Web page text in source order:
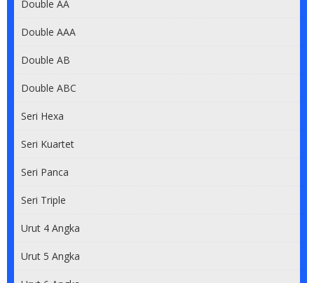
Double AA
Double AAA
Double AB
Double ABC
Seri Hexa
Seri Kuartet
Seri Panca
Seri Triple
Urut 4 Angka
Urut 5 Angka